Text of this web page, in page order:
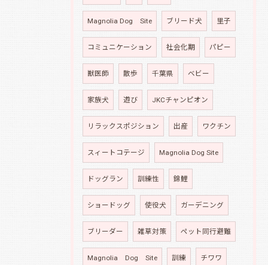
Magnolia Dog Site ブリード犬 里子
コミュニケーション 社会化期 パピー
獣医師 散歩 千葉県 ベビー
家族犬 遊び JKCチャンピオン
リラックスポジション 出産 ワクチン
スィートコテージ Magnolia Dog Site
ドッグラン 訓練性 錦鯉
ショードッグ 使役犬 ガーデニング
ブリーダー 雑草対策 ペット同行避難
Magnolia Dog Site 訓練 チワワ